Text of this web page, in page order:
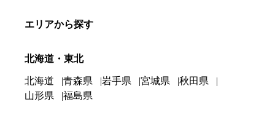
エリアから探す
北海道・東北
北海道 青森県 岩手県 宮城県
秋田県
山形県
福島県